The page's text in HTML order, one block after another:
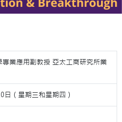
專業應用副教授 亞太工商研究所業
日（星期三和星期四）